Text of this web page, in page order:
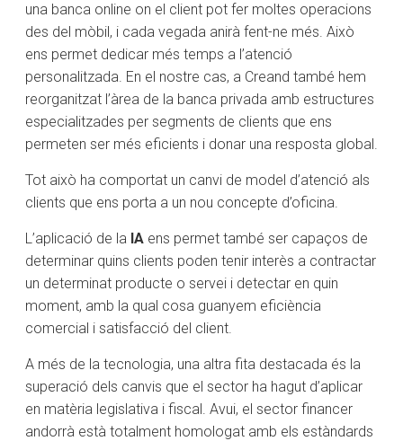
una banca online on el client pot fer moltes operacions
des del mòbil, i cada vegada anirà fent-ne més. Això
ens permet dedicar més temps a l’atenció
personalitzada. En el nostre cas, a Creand també hem
reorganitzat l’àrea de la banca privada amb estructures
especialitzades per segments de clients que ens
permeten ser més eficients i donar una resposta global.
Tot això ha comportat un canvi de model d’atenció als
clients que ens porta a un nou concepte d’oficina.
L’aplicació de la IA ens permet també ser capaços de
determinar quins clients poden tenir interès a contractar
un determinat producte o servei i detectar en quin
moment, amb la qual cosa guanyem eficiència
comercial i satisfacció del client.
​A més de la tecnologia, una altra fita destacada és la
superació dels canvis que el sector ha hagut d’aplicar
en matèria legislativa i fiscal. Avui, el sector financer
andorrà està totalment homologat amb els estàndards